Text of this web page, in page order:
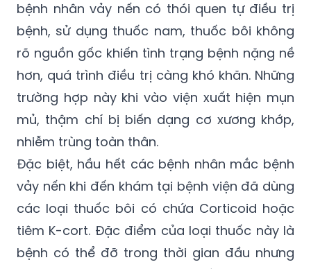
để bệnh ổn định và không bùng phát.
Bác sĩ Phượng lưu ý, thời gian qua, nhiều
bệnh nhân vảy nến có thói quen tự điều trị
bệnh, sử dụng thuốc nam, thuốc bôi không
rõ nguồn gốc khiến tình trạng bệnh nặng nề
hơn, quá trình điều trị càng khó khăn. Những
trường hợp này khi vào viện xuất hiện mụn
mủ, thậm chí bị biến dạng cơ xương khớp,
nhiễm trùng toàn thân.
Đặc biệt, hầu hết các bệnh nhân mắc bệnh
vảy nến khi đến khám tại bệnh viện đã dùng
các loại thuốc bôi có chứa Corticoid hoặc